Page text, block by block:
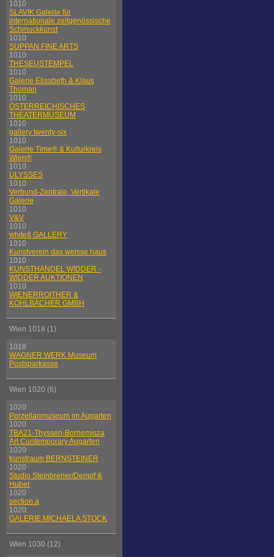
1010
SLAVIK Galerie für
internationale zeitgenössische
Schmuckkunst
1010
SUPPAN FINE ARTS
1010
THESEUSTEMPEL
1010
Galerie Elisabeth & Klaus
Thoman
1010
ÖSTERREICHISCHES
THEATERMUSEUM
1010
gallery twenty-six
1010
Galerie Time® & Kulturkreis
Wien®
1010
ULYSSES
1010
Verbund-Zentrale, Vertikale
Galerie
1010
V&V
1010
white8 GALLERY
1010
Kunstverein das weisse haus
1010
KUNSTHANDEL WIDDER -
WIDDER AUKTIONEN
1010
WIENERROITHER &
KOHLBACHER GMBH
Wien 1018 (1)
1018
WAGNER:WERK Museum
Postsparkasse
Wien 1020 (6)
1020
Porzellanmuseum im Augarten
1020
TBA21-Thyssen-Bornemisza
Art Contemporary Augarten
1020
kunstraum BERNSTEINER
1020
Studio Steinbrener/Dempf &
Huber
1020
section.a
1020
GALERIE MICHAELA STOCK
Wien 1030 (12)